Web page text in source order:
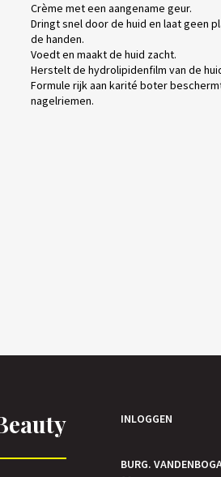
Crème met een aangename geur.
Dringt snel door de huid en laat geen
de handen.
Voedt en maakt de huid zacht.
Herstelt de hydrolipidenfilm van de
Formule rijk aan karité boter
nagelriemen.
INLOGGEN
BURG.